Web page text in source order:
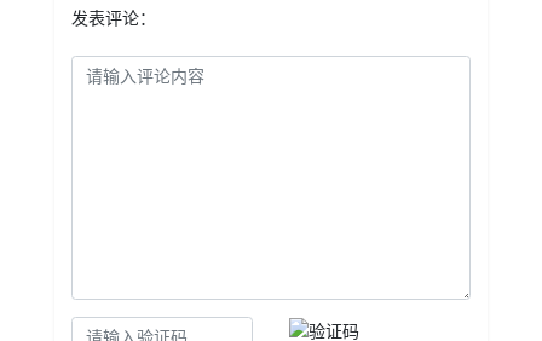
发表评论：